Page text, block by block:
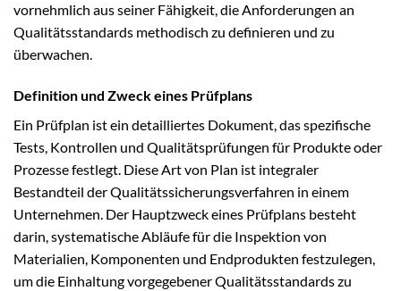
vornehmlich aus seiner Fähigkeit, die Anforderungen an
Qualitätsstandards methodisch zu definieren und zu
überwachen.
Definition und Zweck eines Prüfplans
Ein Prüfplan ist ein detailliertes Dokument, das spezifische
Tests, Kontrollen und Qualitätsprüfungen für Produkte oder
Prozesse festlegt. Diese Art von Plan ist integraler
Bestandteil der Qualitätssicherungsverfahren in einem
Unternehmen. Der Hauptzweck eines Prüfplans besteht
darin, systematische Abläufe für die Inspektion von
Materialien, Komponenten und Endprodukten festzulegen,
um die Einhaltung vorgegebener Qualitätsstandards zu